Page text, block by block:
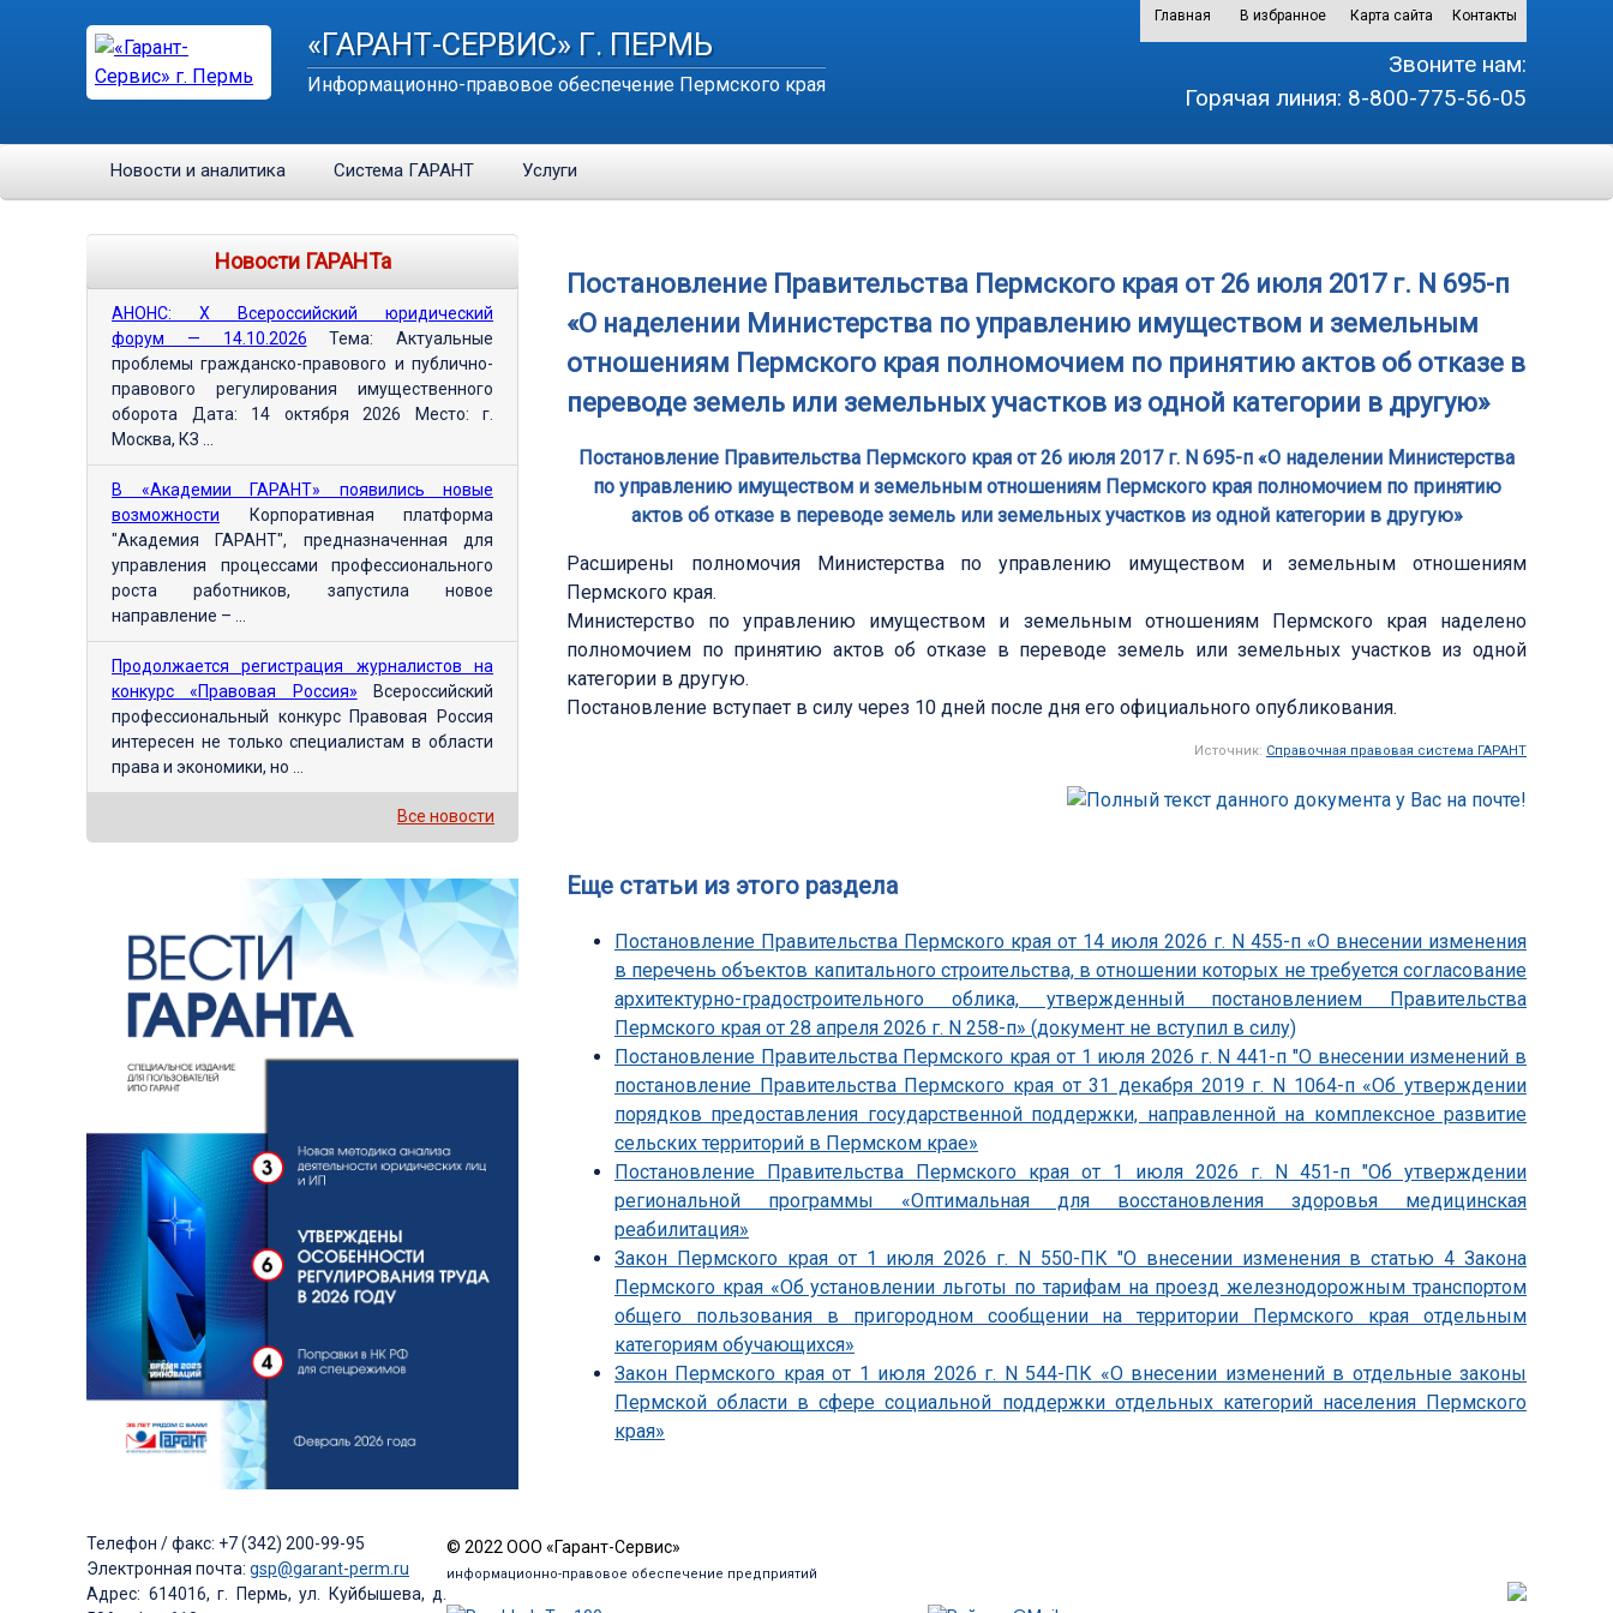
«ГАРАНТ-СЕРВИС» Г. ПЕРМЬ
Информационно-правовое обеспечение Пермского края
Главная В избранное Карта сайта Контакты
Звоните нам:
Горячая линия: 8-800-775-56-05
Новости и аналитика Система ГАРАНТ Услуги
Постановление Правительства Пермского края от 26 июля 2017 г. N 695-п
«О наделении Министерства по управлению имуществом и земельным
отношениям Пермского края полномочием по принятию актов об отказе в
переводе земель или земельных участков из одной категории в другую»
Постановление Правительства Пермского края от 26 июля 2017 г. N 695-п «О наделении Министерства
по управлению имуществом и земельным отношениям Пермского края полномочием по принятию
актов об отказе в переводе земель или земельных участков из одной категории в другую»
Расширены полномочия Министерства по управлению имуществом и земельным отношениям
Пермского края.
Министерство по управлению имуществом и земельным отношениям Пермского края наделено
полномочием по принятию актов об отказе в переводе земель или земельных участков из одной
категории в другую.
Постановление вступает в силу через 10 дней после дня его официального опубликования.
Источник: Справочная правовая система ГАРАНТ
Еще статьи из этого раздела
Постановление Правительства Пермского края от 14 июля 2026 г. N 455-п «О внесении изменения
в перечень объектов капитального строительства, в отношении которых не требуется согласование
архитектурно-градостроительного облика, утвержденный постановлением Правительства
Пермского края от 28 апреля 2026 г. N 258-п» (документ не вступил в силу)
Постановление Правительства Пермского края от 1 июля 2026 г. N 441-п "О внесении изменений в
постановление Правительства Пермского края от 31 декабря 2019 г. N 1064-п «Об утверждении
порядков предоставления государственной поддержки, направленной на комплексное развитие
сельских территорий в Пермском крае»
Постановление Правительства Пермского края от 1 июля 2026 г. N 451-п "Об утверждении
региональной программы «Оптимальная для восстановления здоровья медицинская
реабилитация»
Закон Пермского края от 1 июля 2026 г. N 550-ПК "О внесении изменения в статью 4 Закона
Пермского края «Об установлении льготы по тарифам на проезд железнодорожным транспортом
общего пользования в пригородном сообщении на территории Пермского края отдельным
категориям обучающихся»
Закон Пермского края от 1 июля 2026 г. N 544-ПК «О внесении изменений в отдельные законы
Пермской области в сфере социальной поддержки отдельных категорий населения Пермского
края»
Новости ГАРАНТа
АНОНС: Х Всероссийский юридический
форум — 14.10.2026 Тема: Актуальные
проблемы гражданско-правового и публично-
правового регулирования имущественного
оборота Дата: 14 октября 2026 Место: г.
Москва, КЗ ...
В «Академии ГАРАНТ» появились новые
возможности Корпоративная платформа
"Академия ГАРАНТ", предназначенная для
управления процессами профессионального
роста работников, запустила новое
направление – ...
Продолжается регистрация журналистов на
конкурс «Правовая Россия» Всероссийский
профессиональный конкурс Правовая Россия
интересен не только специалистам в области
права и экономики, но ...
Все новости
Телефон / факс: +7 (342) 200-99-95
Электронная почта: gsp@garant-perm.ru
Адрес: 614016, г. Пермь, ул. Куйбышева, д.
© 2022 ООО «Гарант-Сервис»
информационно-правовое обеспечение предприятий